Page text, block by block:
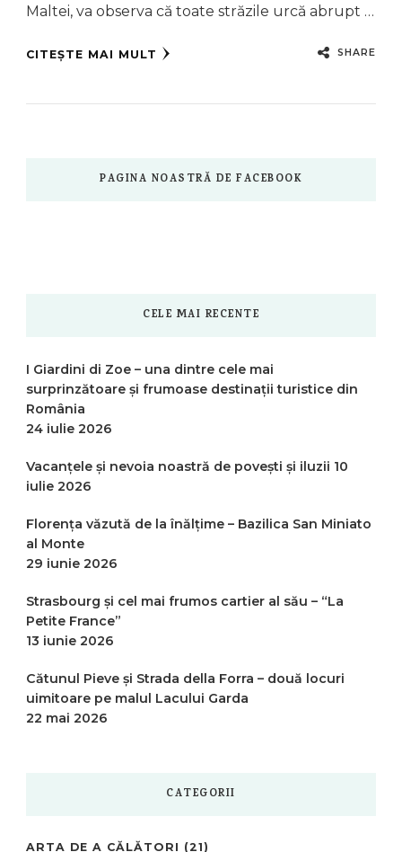
Maltei, va observa că toate străzile urcă abrupt …
CITEȘTE MAI MULT SHARE
PAGINA NOASTRĂ DE FACEBOOK
CELE MAI RECENTE
I Giardini di Zoe – una dintre cele mai
surprinzătoare și frumoase destinații turistice din
România
24 iulie 2026
Vacanțele și nevoia noastră de povești și iluzii 10
iulie 2026
Florența văzută de la înălțime – Bazilica San Miniato
al Monte
29 iunie 2026
Strasbourg și cel mai frumos cartier al său – “La
Petite France”
13 iunie 2026
Cătunul Pieve și Strada della Forra – două locuri
uimitoare pe malul Lacului Garda
22 mai 2026
CATEGORII
ARTA DE A CĂLĂTORI (21)